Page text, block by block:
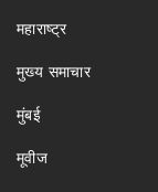
महाराष्ट्र
मुख्य समाचार
मुंबई
मूवीज